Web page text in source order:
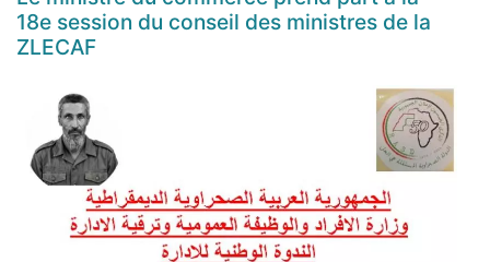
18e session du conseil des ministres de la
ZLECAF